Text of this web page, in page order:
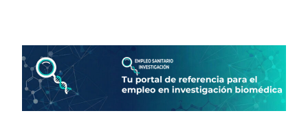
contenido